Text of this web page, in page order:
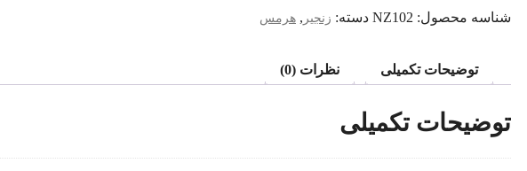
شناسه محصول: NZ102 دسته: زنجیر , هرمس
توضیحات تکمیلی نظرات (0)
توضیحات تکمیلی